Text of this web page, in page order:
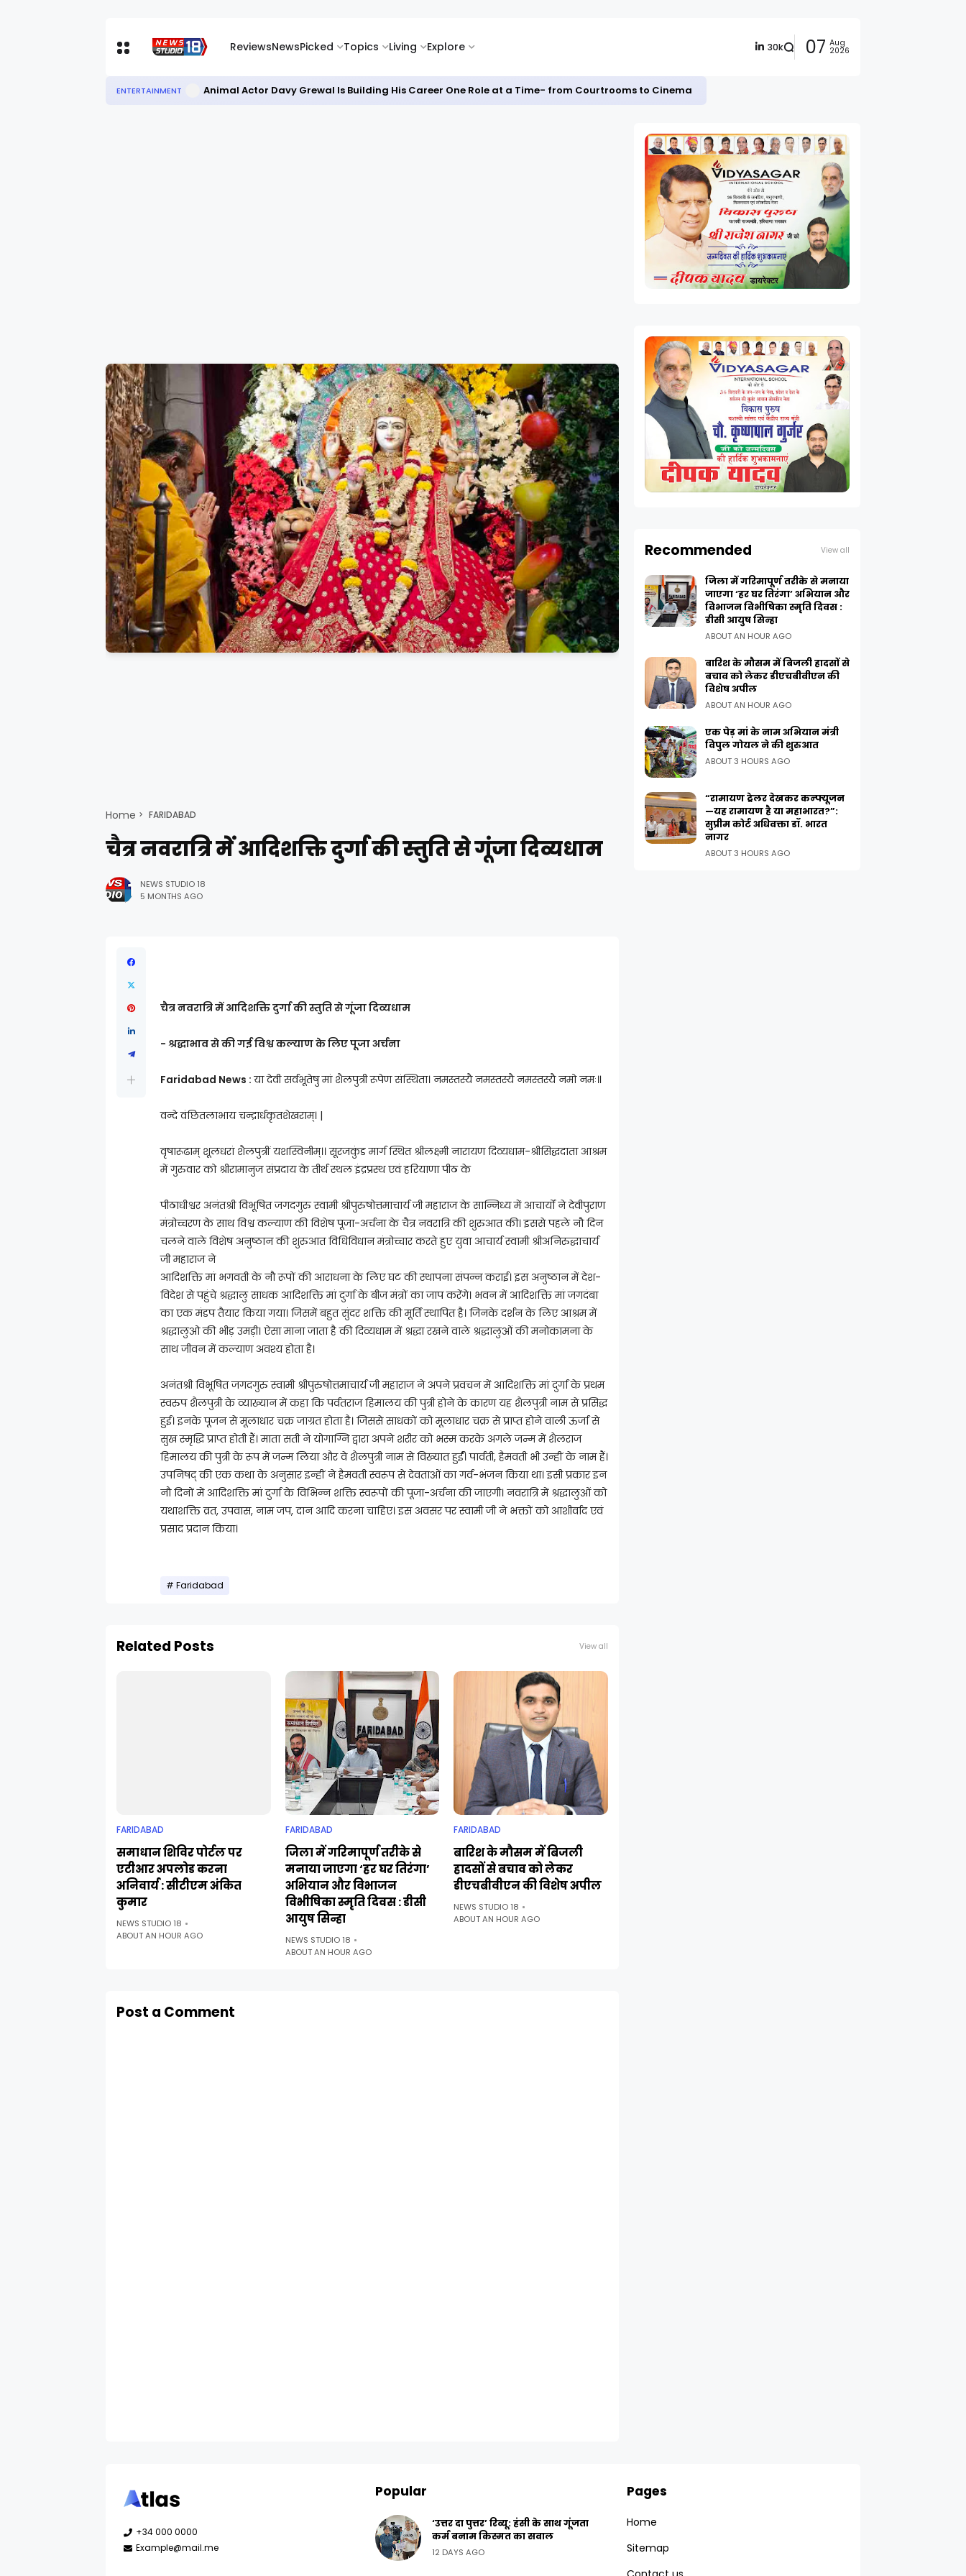
ReviewsNewsPicked Topics Living Explore 30k 07 Aug
2026
ENTERTAINMENT Animal Actor Davy Grewal Is Building His Career One Role at a Time- from Courtrooms to Cinema
Home FARIDABAD
चैत्र नवरात्रि में आदिशक्ति दुर्गा की स्तुति से गूंजा दिव्यधाम
NEWS STUDIO 18
5 MONTHS AGO
चैत्र नवरात्रि में आदिशक्ति दुर्गा की स्तुति से गूंजा दिव्यधाम
- श्रद्धाभाव से की गई विश्व कल्याण के लिए पूजा अर्चना
Faridabad News : या देवी सर्वभूतेषु मां शैलपुत्री रूपेण संस्थिता। नमस्तस्यै नमस्तस्यै नमस्तस्यै नमो नमः॥
वन्दे वंछितलाभाय चन्द्रार्धकृतशेखराम्। |
वृषारूढाम् शूलधरां शैलपुत्रीं यशस्विनीम्।। सूरजकुंड मार्ग स्थित श्रीलक्ष्मी नारायण दिव्यधाम-श्रीसिद्धदाता आश्रम
में गुरुवार को श्रीरामानुज संप्रदाय के तीर्थ स्थल इंद्रप्रस्थ एवं हरियाणा पीठ के
पीठाधीश्वर अनंतश्री विभूषित जगदगुरु स्वामी श्रीपुरुषोत्तमाचार्य जी महाराज के सान्निध्य में आचार्यों ने देवीपुराण
मंत्रोच्चरण के साथ विश्व कल्याण की विशेष पूजा-अर्चना के चैत्र नवरात्रि की शुरुआत की। इससे पहले नौ दिन
चलने वाले विशेष अनुष्ठान की शुरुआत विधिविधान मंत्रोच्चार करते हुए युवा आचार्य स्वामी श्रीअनिरुद्धाचार्य
जी महाराज ने
आदिशक्ति मां भगवती के नौ रूपों की आराधना के लिए घट की स्थापना संपन्न कराई। इस अनुष्ठान में देश-
विदेश से पहुंचे श्रद्धालु साधक आदिशक्ति मां दुर्गा के बीज मंत्रों का जाप करेंगे। भवन में आदिशक्ति मां जगदंबा
का एक मंडप तैयार किया गया। जिसमें बहुत सुंदर शक्ति की मूर्ति स्थापित है। जिनके दर्शन के लिए आश्रम में
श्रद्धालुओ की भीड़ उमड़ी। ऐसा माना जाता है की दिव्यधाम में श्रद्धा रखने वाले श्रद्धालुओं की मनोकामना के
साथ जीवन में कल्याण अवश्य होता है।
अनंतश्री विभूषित जगदगुरु स्वामी श्रीपुरुषोत्तमाचार्य जी महाराज ने अपने प्रवचन में आदिशक्ति मां दुर्गा के प्रथम
स्वरुप शैलपुत्री के व्याख्यान में कहा कि पर्वतराज हिमालय की पुत्री होने के कारण यह शैलपुत्री नाम से प्रसिद्ध
हुई। इनके पूजन से मूलाधार चक्र जाग्रत होता है। जिससे साधकों को मूलाधार चक्र से प्राप्त होने वाली ऊर्जा से
सुख स्मृद्धि प्राप्त होती हैं। माता सती ने योगाग्नि द्वारा अपने शरीर को भस्म करके अगले जन्म में शैलराज
हिमालय की पुत्री के रूप में जन्म लिया और वे शैलपुत्री नाम से विख्यात हुर्ईं। पार्वती, हैमवती भी उन्हीं के नाम हैं।
उपनिषद् की एक कथा के अनुसार इन्हीं ने हैमवती स्वरूप से देवताओं का गर्व-भंजन किया था। इसी प्रकार इन
नौ दिनों में आदिशक्ति मां दुर्गा के विभिन्न शक्ति स्वरूपों की पूजा-अर्चना की जाएगी। नवरात्रि में श्रद्धालुओं को
यथाशक्ति व्रत, उपवास, नाम जप, दान आदि करना चाहिए। इस अवसर पर स्वामी जी ने भक्तों को आशीर्वाद एवं
प्रसाद प्रदान किया।
Faridabad
Related Posts View all
FARIDABAD
समाधान शिविर पोर्टल पर
एटीआर अपलोड करना
अनिवार्य : सीटीएम अंकित
कुमार
NEWS STUDIO 18
ABOUT AN HOUR AGO
FARIDABAD
जिला में गरिमापूर्ण तरीके से
मनाया जाएगा ‘हर घर तिरंगा’
अभियान और विभाजन
विभीषिका स्मृति दिवस : डीसी
आयुष सिन्हा
NEWS STUDIO 18
ABOUT AN HOUR AGO
FARIDABAD
बारिश के मौसम में बिजली
हादसों से बचाव को लेकर
डीएचबीवीएन की विशेष अपील
NEWS STUDIO 18
ABOUT AN HOUR AGO
Post a Comment
Recommended View all
जिला में गरिमापूर्ण तरीके से मनाया
जाएगा ‘हर घर तिरंगा’ अभियान और
विभाजन विभीषिका स्मृति दिवस :
डीसी आयुष सिन्हा
ABOUT AN HOUR AGO
बारिश के मौसम में बिजली हादसों से
बचाव को लेकर डीएचबीवीएन की
विशेष अपील
ABOUT AN HOUR AGO
एक पेड़ मां के नाम अभियान मंत्री
विपुल गोयल ने की शुरुआत
ABOUT 3 HOURS AGO
“रामायण ट्रेलर देखकर कन्फ्यूजन
—यह रामायण है या महाभारत?”:
सुप्रीम कोर्ट अधिवक्ता डॉ. भारत
नागर
ABOUT 3 HOURS AGO
+34 000 0000
Example@mail.me
Popular
‘उत्तर दा पुत्तर’ रिव्यू: हंसी के साथ गूंजता
कर्म बनाम किस्मत का सवाल
12 DAYS AGO
Pages
Home
Sitemap